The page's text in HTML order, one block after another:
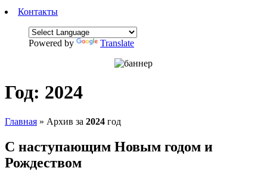
Контакты
Powered by Translate
Год: 2024
Главная » Архив за 2024 год
С наступающим Новым годом и
Рождеством